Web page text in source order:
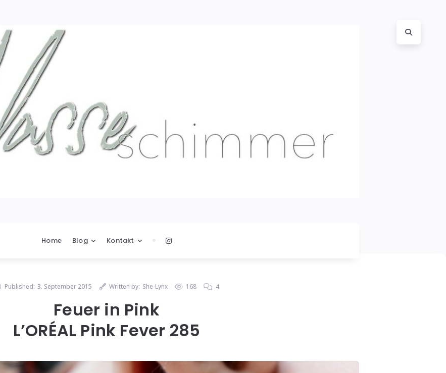
Home Blog Kontakt
Published: 3. September 2015 Written by: She-Lynx 168 4
Feuer in Pink
L’ORÉAL Pink Fever 285